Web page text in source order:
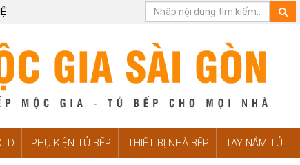
PHỤ KIỆN TỦ BẾP THIẾT BỊ NHÀ BẾP TAY NẮM TỦ